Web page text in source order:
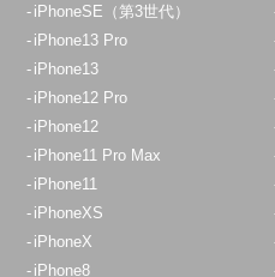
iPhoneSE（第3世代）
iPhone13 Pro
iPhone13
iPhone12 Pro
iPhone12
iPhone11 Pro Max
iPhone11
iPhoneXS
iPhoneX
iPhone8